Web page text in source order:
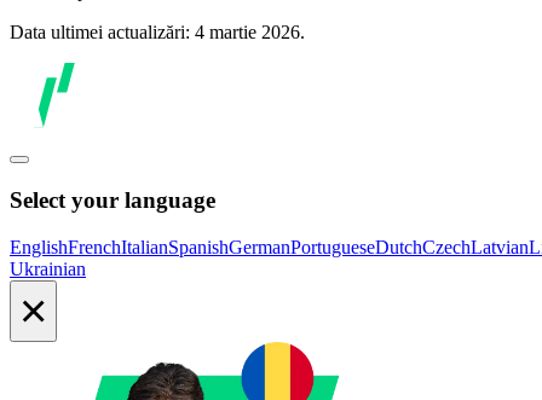
Data ultimei actualizări: 4 martie 2026.
Select your language
EnglishFrenchItalianSpanishGermanPortugueseDutchCzechLatvian
Ukrainian
×